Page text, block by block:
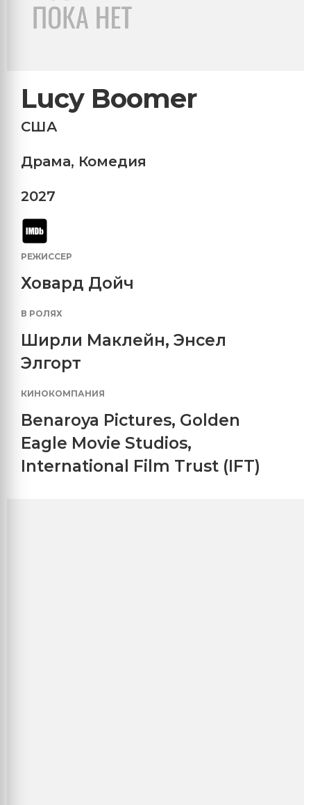
Lucy Boomer
США
Драма, Комедия
2027
РЕЖИССЕР
Ховард Дойч
В РОЛЯХ
Ширли Маклейн, Энсел
Элгорт
КИНОКОМПАНИЯ
Benaroya Pictures, Golden
Eagle Movie Studios,
International Film Trust (IFT)